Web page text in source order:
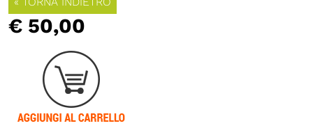
€ 50,00